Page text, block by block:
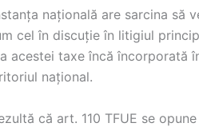
națională are sarcina să
cel în discuție în litigiul
acestei taxe încă încorporată
național.
că art. 110 TFUE se